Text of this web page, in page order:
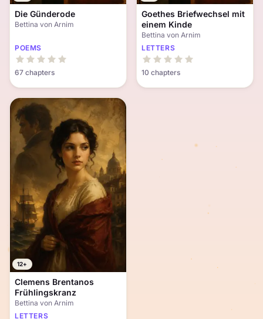
Die Günderode
Bettina von Arnim
POEMS
67 chapters
Goethes Briefwechsel mit
einem Kinde
Bettina von Arnim
LETTERS
10 chapters
12+
Clemens Brentanos
Frühlingskranz
Bettina von Arnim
LETTERS